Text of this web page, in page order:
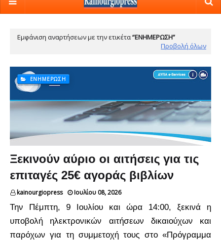
Εμφάνιση αναρτήσεων με την ετικέτα ΕΝΗΜΈΡΩΣΗ
Προβολή όλων
ΕΝΗΜΈΡΩΣΗ
Ξεκινούν αύριο οι αιτήσεις για τις
επιταγές 25€ αγοράς βιβλίων
kainourgiopress Ιουλίου 08, 2026
Την Πέμπτη, 9 Ιουλίου και ώρα 14:00, ξεκινά η
υποβολή ηλεκτρονικών αιτήσεων δικαιούχων και
παρόχων για τη συμμετοχή τους στο «Πρόγραμμα